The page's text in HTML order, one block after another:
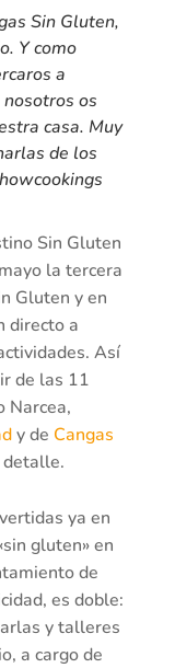
Sin Gluten,
Y como
a
os
casa. Muy
de los
Sin Gluten
la tercera
Gluten y en
directo a
Así
de las 11
Narcea,
y de Cangas
detalle.
ya en
gluten» en
de
es doble:
y talleres
a cargo de